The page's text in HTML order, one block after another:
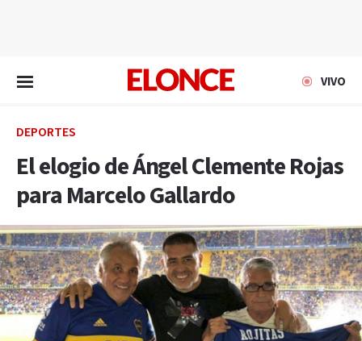
VIVO
DEPORTES
El elogio de Ángel Clemente Rojas
para Marcelo Gallardo